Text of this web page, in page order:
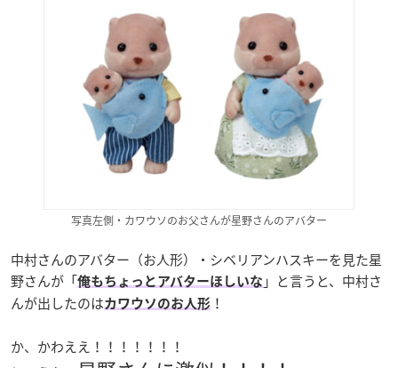
写真左側・カワウソのお父さんが星野さんのアバター
中村さんのアバター（お人形）・シベリアンハスキーを見た星
野さんが「俺もちょっとアバターほしいな 」と言うと、中村さ
んが出したのはカワウソのお人形 ！
か、かわええ！！！！！！！